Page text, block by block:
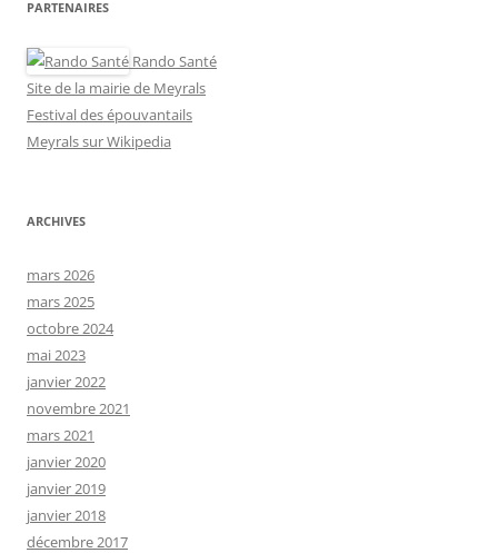
PARTENAIRES
Rando Santé
Site de la mairie de Meyrals
Festival des épouvantails
Meyrals sur Wikipedia
ARCHIVES
mars 2026
mars 2025
octobre 2024
mai 2023
janvier 2022
novembre 2021
mars 2021
janvier 2020
janvier 2019
janvier 2018
décembre 2017